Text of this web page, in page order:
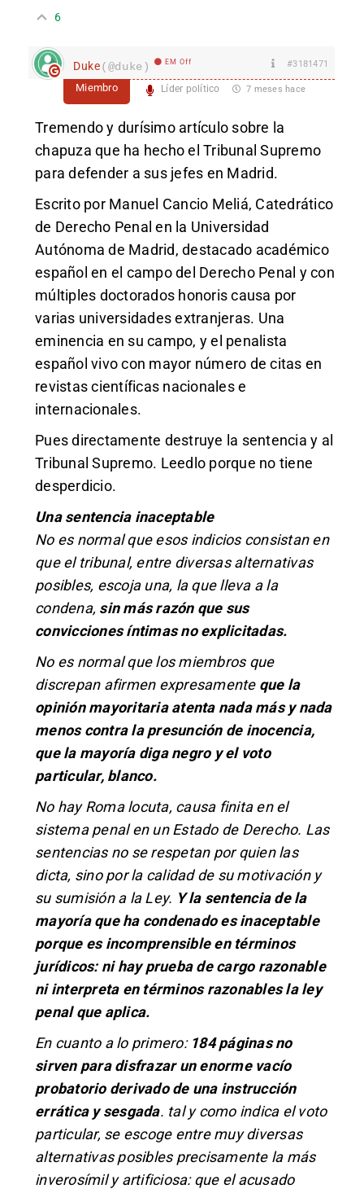
6
Duke(@duke) EM Off #3181471
Miembro Líder político 7 meses hace
Tremendo y durísimo artículo sobre la
chapuza que ha hecho el Tribunal Supremo
para defender a sus jefes en Madrid.
Escrito por Manuel Cancio Meliá, Catedrático
de Derecho Penal en la Universidad
Autónoma de Madrid, destacado académico
español en el campo del Derecho Penal y con
múltiples doctorados honoris causa por
varias universidades extranjeras. Una
eminencia en su campo, y el penalista
español vivo con mayor número de citas en
revistas científicas nacionales e
internacionales.
Pues directamente destruye la sentencia y al
Tribunal Supremo. Leedlo porque no tiene
desperdicio.
Una sentencia inaceptable
No es normal que esos indicios consistan en
que el tribunal, entre diversas alternativas
posibles, escoja una, la que lleva a la
condena, sin más razón que sus
convicciones íntimas no explicitadas.
No es normal que los miembros que
discrepan afirmen expresamente que la
opinión mayoritaria atenta nada más y nada
menos contra la presunción de inocencia,
que la mayoría diga negro y el voto
particular, blanco.
No hay Roma locuta, causa finita en el
sistema penal en un Estado de Derecho. Las
sentencias no se respetan por quien las
dicta, sino por la calidad de su motivación y
su sumisión a la Ley. Y la sentencia de la
mayoría que ha condenado es inaceptable
porque es incomprensible en términos
jurídicos: ni hay prueba de cargo razonable
ni interpreta en términos razonables la ley
penal que aplica.
En cuanto a lo primero:184 páginas no
sirven para disfrazar un enorme vacío
probatorio derivado de una instrucción
errática y sesgada. tal y como indica el voto
particular, se escoge entre muy diversas
alternativas posibles precisamente la más
inverosímil y artificiosa: que el acusado